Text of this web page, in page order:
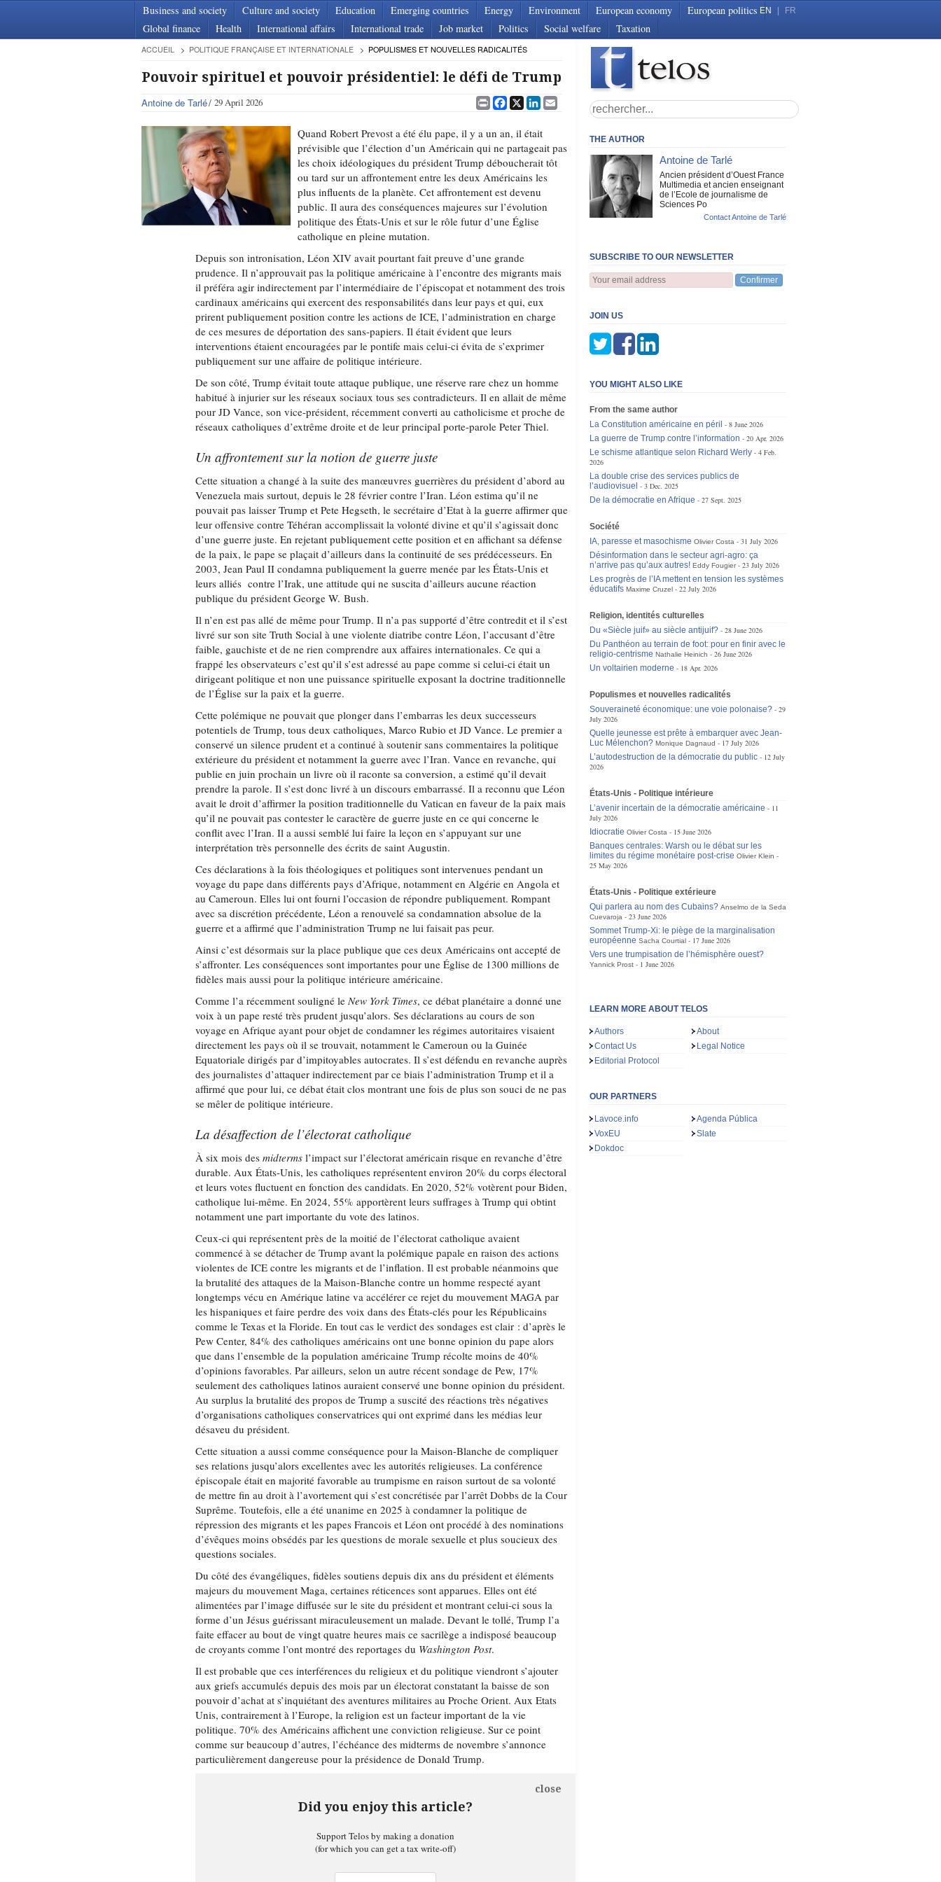
Business and society Culture and society Education Emerging countries Energy Environment European economy
European politics
Global finance
Health International affairs International trade Job market Politics Social welfare Taxation
EN FR
ACCUEIL POLITIQUE FRANÇAISE ET INTERNATIONALE POPULISMES ET NOUVELLES RADICALITÉS
Pouvoir spirituel et pouvoir présidentiel: le défi de Trump
Antoine de Tarlé 29 April 2026 PrintFacebook
X LinkedIn
Email
Quand Robert Prevost a été élu pape, il y a un an, il était
prévisible que l’élection d’un Américain qui ne partageait pas
les choix idéologiques du président Trump déboucherait tôt
ou tard sur un affrontement entre les deux Américains les
plus influents de la planète. Cet affrontement est devenu
public. Il aura des conséquences majeures sur l’évolution
politique des États-Unis et sur le rôle futur d’une Église
catholique en pleine mutation.
Depuis son intronisation, Léon XIV avait pourtant fait preuve d’une grande
prudence. Il n’approuvait pas la politique américaine à l’encontre des migrants mais
il préféra agir indirectement par l’intermédiaire de l’épiscopat et notamment des trois
cardinaux américains qui exercent des responsabilités dans leur pays et qui, eux
prirent publiquement position contre les actions de ICE, l’administration en charge
de ces mesures de déportation des sans-papiers. Il était évident que leurs
interventions étaient encouragées par le pontife mais celui-ci évita de s’exprimer
publiquement sur une affaire de politique intérieure.
De son côté, Trump évitait toute attaque publique, une réserve rare chez un homme
habitué à injurier sur les réseaux sociaux tous ses contradicteurs. Il en allait de même
pour JD Vance, son vice-président, récemment converti au catholicisme et proche de
réseaux catholiques d’extrême droite et de leur principal porte-parole Peter Thiel.
Un affrontement sur la notion de guerre juste
Cette situation a changé à la suite des manœuvres guerrières du président d’abord au
Venezuela mais surtout, depuis le 28 février contre l’Iran. Léon estima qu’il ne
pouvait pas laisser Trump et Pete Hegseth, le secrétaire d’Etat à la guerre affirmer que
leur offensive contre Téhéran accomplissait la volonté divine et qu’il s’agissait donc
d’une guerre juste. En rejetant publiquement cette position et en affichant sa défense
de la paix, le pape se plaçait d’ailleurs dans la continuité de ses prédécesseurs. En
2003, Jean Paul II condamna publiquement la guerre menée par les États-Unis et
leurs alliés contre l’Irak, une attitude qui ne suscita d’ailleurs aucune réaction
publique du président George W. Bush.
Il n’en est pas allé de même pour Trump. Il n’a pas supporté d’être contredit et il s’est
livré sur son site Truth Social à une violente diatribe contre Léon, l’accusant d’être
faible, gauchiste et de ne rien comprendre aux affaires internationales. Ce qui a
frappé les observateurs c’est qu’il s’est adressé au pape comme si celui-ci était un
dirigeant politique et non une puissance spirituelle exposant la doctrine traditionnelle
de l’Église sur la paix et la guerre.
Cette polémique ne pouvait que plonger dans l’embarras les deux successeurs
potentiels de Trump, tous deux catholiques, Marco Rubio et JD Vance. Le premier a
conservé un silence prudent et a continué à soutenir sans commentaires la politique
extérieure du président et notamment la guerre avec l’Iran. Vance en revanche, qui
publie en juin prochain un livre où il raconte sa conversion, a estimé qu’il devait
prendre la parole. Il s’est donc livré à un discours embarrassé. Il a reconnu que Léon
avait le droit d’affirmer la position traditionnelle du Vatican en faveur de la paix mais
qu’il ne pouvait pas contester le caractère de guerre juste en ce qui concerne le
conflit avec l’Iran. Il a aussi semblé lui faire la leçon en s’appuyant sur une
interprétation très personnelle des écrits de saint Augustin.
Ces déclarations à la fois théologiques et politiques sont intervenues pendant un
voyage du pape dans différents pays d’Afrique, notamment en Algérie en Angola et
au Cameroun. Elles lui ont fourni l’occasion de répondre publiquement. Rompant
avec sa discrétion précédente, Léon a renouvelé sa condamnation absolue de la
guerre et a affirmé que l’administration Trump ne lui faisait pas peur.
Ainsi c’est désormais sur la place publique que ces deux Américains ont accepté de
s’affronter. Les conséquences sont importantes pour une Église de 1300 millions de
fidèles mais aussi pour la politique intérieure américaine.
Comme l’a récemment souligné leNew York Times, ce débat planétaire a donné une
voix à un pape resté très prudent jusqu’alors. Ses déclarations au cours de son
voyage en Afrique ayant pour objet de condamner les régimes autoritaires visaient
directement les pays où il se trouvait, notamment le Cameroun ou la Guinée
Equatoriale dirigés par d’impitoyables autocrates. Il s’est défendu en revanche auprès
des journalistes d’attaquer indirectement par ce biais l’administration Trump et il a
affirmé que pour lui, ce débat était clos montrant une fois de plus son souci de ne pas
se mêler de politique intérieure.
La désaffection de l’électorat catholique
À six mois desmidterms l’impact sur l’électorat américain risque en revanche d’être
durable. Aux États-Unis, les catholiques représentent environ 20% du corps électoral
et leurs votes fluctuent en fonction des candidats. En 2020, 52% votèrent pour Biden,
catholique lui-même. En 2024, 55% apportèrent leurs suffrages à Trump qui obtint
notamment une part importante du vote des latinos.
Ceux-ci qui représentent près de la moitié de l’électorat catholique avaient
commencé à se détacher de Trump avant la polémique papale en raison des actions
violentes de ICE contre les migrants et de l’inflation. Il est probable néanmoins que
la brutalité des attaques de la Maison-Blanche contre un homme respecté ayant
longtemps vécu en Amérique latine va accélérer ce rejet du mouvement MAGA par
les hispaniques et faire perdre des voix dans des États-clés pour les Républicains
comme le Texas et la Floride. En tout cas le verdict des sondages est clair : d’après le
Pew Center, 84% des catholiques américains ont une bonne opinion du pape alors
que dans l’ensemble de la population américaine Trump récolte moins de 40%
d’opinions favorables. Par ailleurs, selon un autre récent sondage de Pew, 17%
seulement des catholiques latinos auraient conservé une bonne opinion du président.
Au surplus la brutalité des propos de Trump a suscité des réactions très négatives
d’organisations catholiques conservatrices qui ont exprimé dans les médias leur
désaveu du président.
Cette situation a aussi comme conséquence pour la Maison-Blanche de compliquer
ses relations jusqu’alors excellentes avec les autorités religieuses. La conférence
épiscopale était en majorité favorable au trumpisme en raison surtout de sa volonté
de mettre fin au droit à l’avortement qui s’est concrétisée par l’arrêt Dobbs de la Cour
Suprême. Toutefois, elle a été unanime en 2025 à condamner la politique de
répression des migrants et les papes Francois et Léon ont procédé à des nominations
d’évêques moins obsédés par les questions de morale sexuelle et plus soucieux des
questions sociales.
Du côté des évangéliques, fidèles soutiens depuis dix ans du président et éléments
majeurs du mouvement Maga, certaines réticences sont apparues. Elles ont été
alimentées par l’image diffusée sur le site du président et montrant celui-ci sous la
forme d’un Jésus guérissant miraculeusement un malade. Devant le tollé, Trump l’a
faite effacer au bout de vingt quatre heures mais ce sacrilège a indisposé beaucoup
de croyants comme l’ont montré des reportages du Washington Post.
Il est probable que ces interférences du religieux et du politique viendront s’ajouter
aux griefs accumulés depuis des mois par un électorat constatant la baisse de son
pouvoir d’achat at s’inquiétant des aventures militaires au Proche Orient. Aux Etats
Unis, contrairement à l’Europe, la religion est un facteur important de la vie
politique. 70% des Américains affichent une conviction religieuse. Sur ce point
comme sur beaucoup d’autres, l’échéance des midterms de novembre s’annonce
particulièrement dangereuse pour la présidence de Donald Trump.
Did you enjoy this article?
close
Support Telos by making a donation
(for which you can get a tax write-off)
THE AUTHOR
Antoine de Tarlé
Ancien président d’Ouest France
Multimedia et ancien enseignant
de l’Ecole de journalisme de
Sciences Po
Contact Antoine de Tarlé
SUBSCRIBE TO OUR NEWSLETTER
Confirmer
JOIN US
YOU MIGHT ALSO LIKE
From the same author
La Constitution américaine en péril
8 June 2026
La guerre de Trump contre l’information
20 Apr. 2026
Le schisme atlantique selon Richard Werly
4 Feb.
2026
La double crise des services publics de
l’audiovisuel
3 Dec. 2025
De la démocratie en Afrique
27 Sept. 2025
Société
IA, paresse et masochisme Olivier Costa
31 July 2026
Désinformation dans le secteur agri-agro: ça
n’arrive pas qu’aux autres! Eddy Fougier
23 July 2026
Les progrès de l’IA mettent en tension les systèmes
éducatifs Maxime Cruzel 22 July 2026
Religion, identités culturelles
Du «Siècle juif» au siècle antijuif?
28 June 2026
Du Panthéon au terrain de foot: pour en finir avec le
religio-centrisme Nathalie Heinich
26 June 2026
Un voltairien moderne
18 Apr. 2026
Populismes et nouvelles radicalités
Souveraineté économique: une voie polonaise?
29
July 2026
Quelle jeunesse est prête à embarquer avec Jean-
Luc Mélenchon? Monique Dagnaud
17 July 2026
L’autodestruction de la démocratie du public
12 July
2026
États-Unis - Politique intérieure
L’avenir incertain de la démocratie américaine
11
July 2026
Idiocratie Olivier Costa
15 June 2026
Banques centrales: Warsh ou le débat sur les
limites du régime monétaire post-crise Olivier Klein
25 May 2026
États-Unis - Politique extérieure
Qui parlera au nom des Cubains? Anselmo de la Seda
Cuevaroja
23 June 2026
Sommet Trump-Xi: le piège de la marginalisation
européenne Sacha Courtial
17 June 2026
Vers une trumpisation de l’hémisphère ouest?
Yannick Prost 1 June 2026
LEARN MORE ABOUT TELOS
Authors
About
Contact Us
Legal Notice
Editorial Protocol
OUR PARTNERS
Lavoce.info
Agenda Pública
VoxEU
Slate
Dokdoc